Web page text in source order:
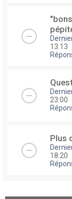
13:13
23:00
Plus
18:20